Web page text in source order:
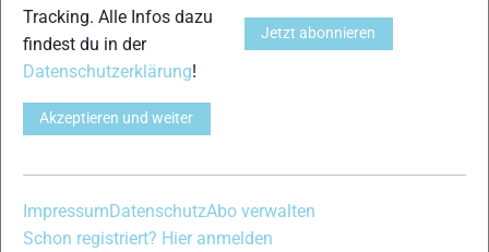
37
Tracking. Alle Infos dazu
findest du in der
Datenschutzerklärung!
Akzeptieren und weiter
Jetzt abonnieren
Impressum DatenschutzAbo verwalten
Schon registriert? Hier anmelden